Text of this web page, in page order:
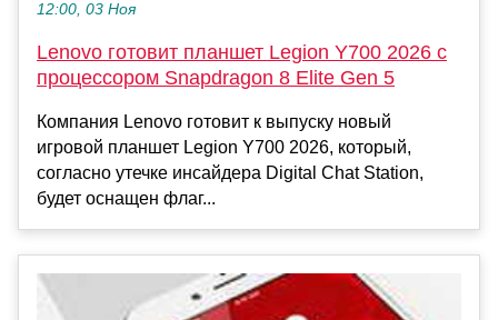
12:00, 03 Ноя
Lenovo готовит планшет Legion Y700 2026 с
процессором Snapdragon 8 Elite Gen 5
Компания Lenovo готовит к выпуску новый
игровой планшет Legion Y700 2026, который,
согласно утечке инсайдера Digital Chat Station,
будет оснащен флаг...